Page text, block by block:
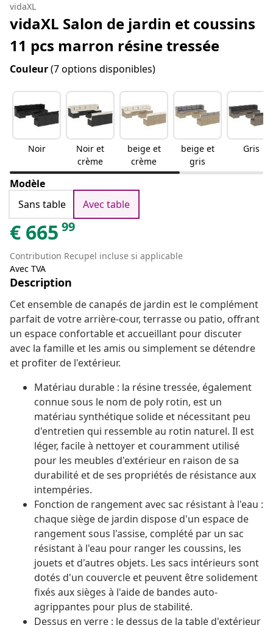
vidaXL
vidaXL Salon de jardin et coussins
11 pcs marron résine tressée
Couleur(7 options disponibles)
Noir
Noir et
crème
beige et
crème
beige et
gris
Gris
Modèle
Sans table
Avec table
€ 665 99
Contribution Recupel incluse si applicable
Avec TVA
Description
Cet ensemble de canapés de jardin est le complément
parfait de votre arrière-cour, terrasse ou patio, offrant
un espace confortable et accueillant pour discuter
avec la famille et les amis ou simplement se détendre
et profiter de l'extérieur.
Matériau durable : la résine tressée, également
connue sous le nom de poly rotin, est un
matériau synthétique solide et nécessitant peu
d'entretien qui ressemble au rotin naturel. Il est
léger, facile à nettoyer et couramment utilisé
pour les meubles d'extérieur en raison de sa
durabilité et de ses propriétés de résistance aux
intempéries.
Fonction de rangement avec sac résistant à l'eau :
chaque siège de jardin dispose d'un espace de
rangement sous l'assise, complété par un sac
résistant à l'eau pour ranger les coussins, les
jouets et d'autres objets. Les sacs intérieurs sont
dotés d'un couvercle et peuvent être solidement
fixés aux sièges à l'aide de bandes auto-
agrippantes pour plus de stabilité.
Dessus en verre : le dessus de la table d'extérieur